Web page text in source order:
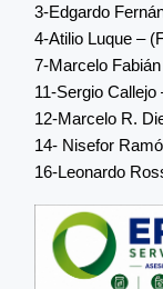
3-Edgardo
4-Atilio Luque –
7-Marcelo
11-Sergio Callejo
12-Marcelo R.
14- Nisefor
16-Leonardo